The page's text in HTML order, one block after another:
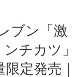
ブン「激
チカツ」
定発売｜